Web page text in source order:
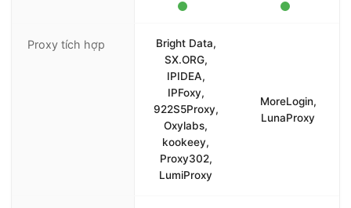
Proxy tích hợp
Bright Data,
SX.ORG,
IPIDEA,
IPFoxy,
922S5Proxy,
Oxylabs,
kookeey,
Proxy302,
LumiProxy
MoreLogin,
LunaProxy